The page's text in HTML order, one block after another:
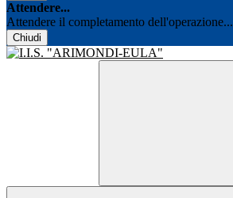
Attendere...
Attendere il completamento dell'operazione...
Chiudi